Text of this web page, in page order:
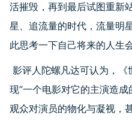
活摧毁，再到最后试图重新
星、追流量的时代，流量明
此思考一下自己将来的人生
影评人陀螺凡达可认为，
现“一个电影对它的主演造
观众对演员的物化与凝视，